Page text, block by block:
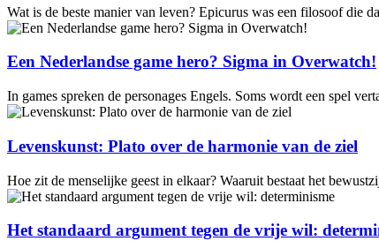
Wat is de beste manier van leven? Epicurus was een filosoof die
Een Nederlandse game hero? Sigma in Overwatch!
In games spreken de personages Engels. Soms wordt een spel
Levenskunst: Plato over de harmonie van de ziel
Hoe zit de menselijke geest in elkaar? Waaruit bestaat het
Het standaard argument tegen de vrije wil: